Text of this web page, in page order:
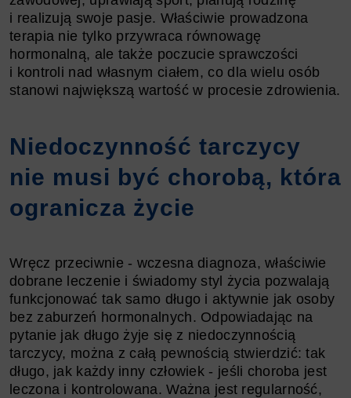
i realizują swoje pasje. Właściwie prowadzona
terapia nie tylko przywraca równowagę
hormonalną, ale także poczucie sprawczości
i kontroli nad własnym ciałem, co dla wielu osób
stanowi największą wartość w procesie zdrowienia.
Niedoczynność tarczycy
nie musi być chorobą, która
ogranicza życie
Wręcz przeciwnie - wczesna diagnoza, właściwie
dobrane leczenie i świadomy styl życia pozwalają
funkcjonować tak samo długo i aktywnie jak osoby
bez zaburzeń hormonalnych. Odpowiadając na
pytanie jak długo żyje się z niedoczynnością
tarczycy, można z całą pewnością stwierdzić: tak
długo, jak każdy inny człowiek - jeśli choroba jest
leczona i kontrolowana. Ważna jest regularność,